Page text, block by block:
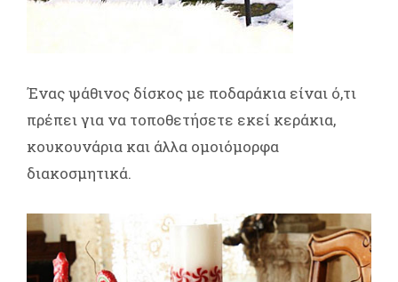
Ένας ψάθινος δίσκος με ποδαράκια είναι ό,τι
πρέπει για να τοποθετήσετε εκεί κεράκια,
κουκουνάρια και άλλα ομοιόμορφα
διακοσμητικά.